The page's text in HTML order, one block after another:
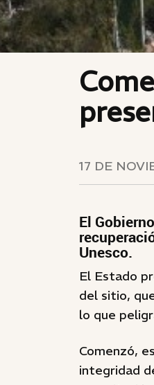
17 DE
El
Unesco.
El Estado
del sitio,
lo que
Comenzó,
integridad